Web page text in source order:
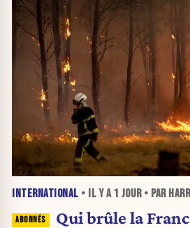
INTERNATIONAL • IL Y A 1 JOUR• PAR
Qui brûle la